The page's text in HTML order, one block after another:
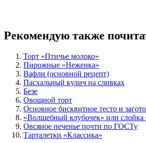
Рекомендую также
Торт «Птичье молоко»
Пирожные «Неженка»
Вафли (основной рецепт)
Пасхальный кулич на сливках
Безе
Овощной торт
Основное бисквитное тесто и
«Волшебный клубочек» или слойка
Овсяное печенье почти по ГОСТу
Тарталетки «Классика»